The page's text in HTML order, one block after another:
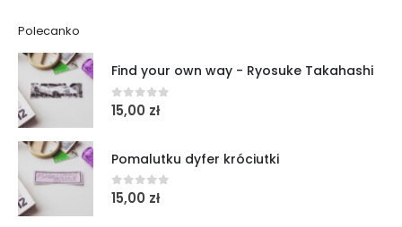
Polecanko
Find your own way - Ryosuke Takahashi
0out of 5
15,00 zł
Pomalutku dyfer króciutki
0out of 5
15,00 zł